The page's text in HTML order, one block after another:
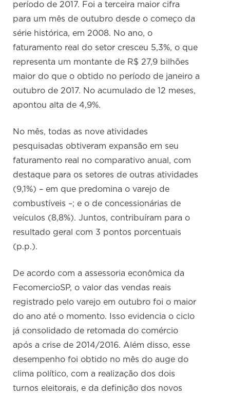
período de 2017. Foi a terceira maior cifra
para um mês de outubro desde o começo da
série histórica, em 2008. No ano, o
faturamento real do setor cresceu 5,3%, o que
representa um montante de R$ 27,9 bilhões
maior do que o obtido no período de janeiro a
outubro de 2017. No acumulado de 12 meses,
apontou alta de 4,9%.
No mês, todas as nove atividades
pesquisadas obtiveram expansão em seu
faturamento real no comparativo anual, com
destaque para os setores de outras atividades
(9,1%) – em que predomina o varejo de
combustíveis –; e o de concessionárias de
veículos (8,8%). Juntos, contribuíram para o
resultado geral com 3 pontos porcentuais
(p.p.).
De acordo com a assessoria econômica da
FecomercioSP, o valor das vendas reais
registrado pelo varejo em outubro foi o maior
do ano até o momento. Isso evidencia o ciclo
já consolidado de retomada do comércio
após a crise de 2014/2016. Além disso, esse
desempenho foi obtido no mês do auge do
clima político, com a realização dos dois
turnos eleitorais, e da definição dos novos